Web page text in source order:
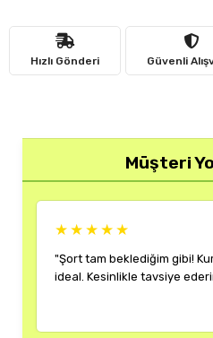
Hızlı Gönderi Güvenli
Müşteri
tam beklediğim gibi! Kumaşı çok
Kesinlikle tavsiye ederim."